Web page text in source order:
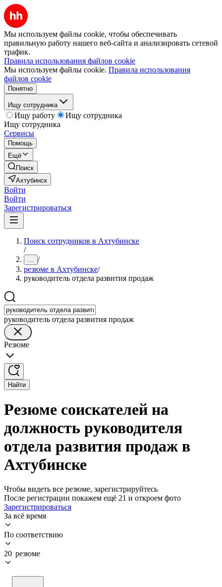
Мы используем файлы cookie, чтобы обеспечивать
правильную работу нашего веб-сайта и анализировать сетевой
трафик.
Правила использования файлов cookie
Мы используем файлы cookie. Правила использования
файлов cookie
Понятно
Ищу сотрудника
Ищу работу
Ищу сотрудника
Ищу сотрудника
Сервисы
Помощь
Ещё
Поиск
Ахтубинск
Войти
Войти
Зарегистрироваться
Поиск сотрудников в Ахтубинске
/
... /
резюме в Ахтубинске/
руководитель отдела развития продаж
руководитель отдела развития продаж
Резюме
Найти
Резюме соискателей на
должность руководителя
отдела развития продаж в
Ахтубинске
Чтобы видеть все резюме, зарегистрируйтесь
После регистрации покажем ещё 21 и откроем фото
Зарегистрироваться
За всё время
По соответствию
20 резюме